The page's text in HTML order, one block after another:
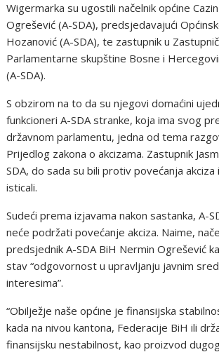
Wigermarka su ugostili načelnik općine
Ogrešević (A-SDA), predsjedavajući
Hozanović (A-SDA), te zastupnik u
Parlamentarne skupštine Bosne i
(A-SDA).
S obzirom na to da su njegovi domaćini
funkcioneri A-SDA stranke, koja ima svog
državnom parlamentu, jedna od tema
Prijedlog zakona o akcizama. Zastupnik
SDA, do sada su bili protiv povećanja
isticali.
Sudeći prema izjavama nakon sastanka, A-
neće podržati povećanje akciza. Naime,
predsjednik A-SDA BiH Nermin Ogrešević
stav “odgovornost u upravljanju javnim
interesima”.
“Obilježje naše općine je finansijska
kada na nivou kantona, Federacije BiH ili
finansijsku nestabilnost, kao proizvod